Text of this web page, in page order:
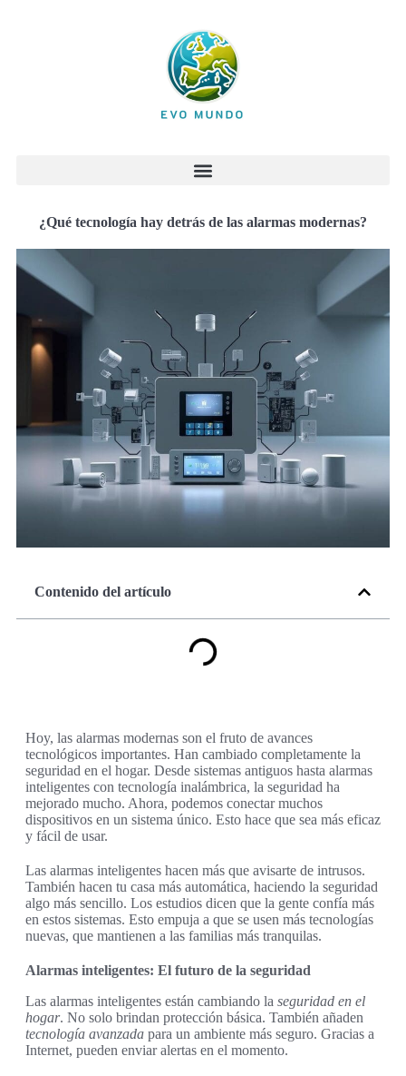
¿Qué tecnología hay detrás de las alarmas modernas?
Contenido del artículo
Hoy, las alarmas modernas son el fruto de avances
tecnológicos importantes. Han cambiado completamente la
seguridad en el hogar. Desde sistemas antiguos hasta alarmas
inteligentes con tecnología inalámbrica, la seguridad ha
mejorado mucho. Ahora, podemos conectar muchos
dispositivos en un sistema único. Esto hace que sea más eficaz
y fácil de usar.
Las alarmas inteligentes hacen más que avisarte de intrusos.
También hacen tu casa más automática, haciendo la seguridad
algo más sencillo. Los estudios dicen que la gente confía más
en estos sistemas. Esto empuja a que se usen más tecnologías
nuevas, que mantienen a las familias más tranquilas.
Alarmas inteligentes: El futuro de la seguridad
Las alarmas inteligentes están cambiando la seguridad en el
hogar. No solo brindan protección básica. También añaden
tecnología avanzada para un ambiente más seguro. Gracias a
Internet, pueden enviar alertas en el momento.